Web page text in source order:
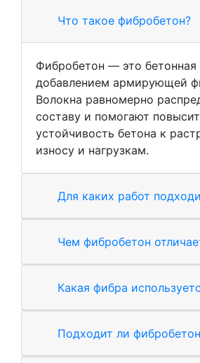
Что такое фибробетон?
Фибробетон — это бетонная
добавлением армирующей
Волокна равномерно
составу и помогают
устойчивость бетона к
износу и нагрузкам.
Для каких работ
Чем фибробетон
Какая фибра
Подходит ли